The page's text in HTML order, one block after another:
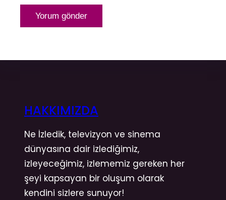
HAKKIMIZDA
Ne İzledik, televizyon ve sinema
dünyasına dair izlediğimiz,
izleyeceğimiz, izlememiz gereken her
şeyi kapsayan bir oluşum olarak
kendini sizlere sunuyor!